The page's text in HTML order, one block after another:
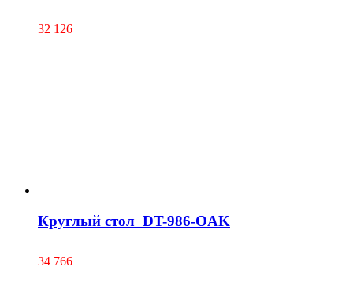
32 126
Круглый стол DT-986-OAK
34 766